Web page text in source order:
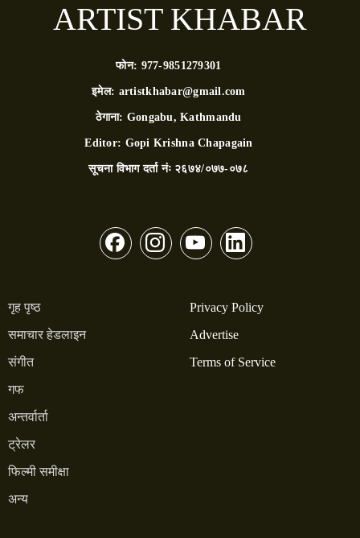
ARTIST KHABAR
फोन: 977-9851279301
इमेल: artistkhabar@gmail.com
ठेगाना: Gongabu, Kathmandu
Editor: Gopi Krishna Chapagain
सूचना विभाग दर्ता नंः २६७४/०७७-०७८
गृह पृष्ठ
समाचार हेडलाइन
संगीत
गफ
अन्तर्वार्ता
ट्रेलर
फिल्मी समीक्षा
अन्य
Privacy Policy
Advertise
Terms of Service